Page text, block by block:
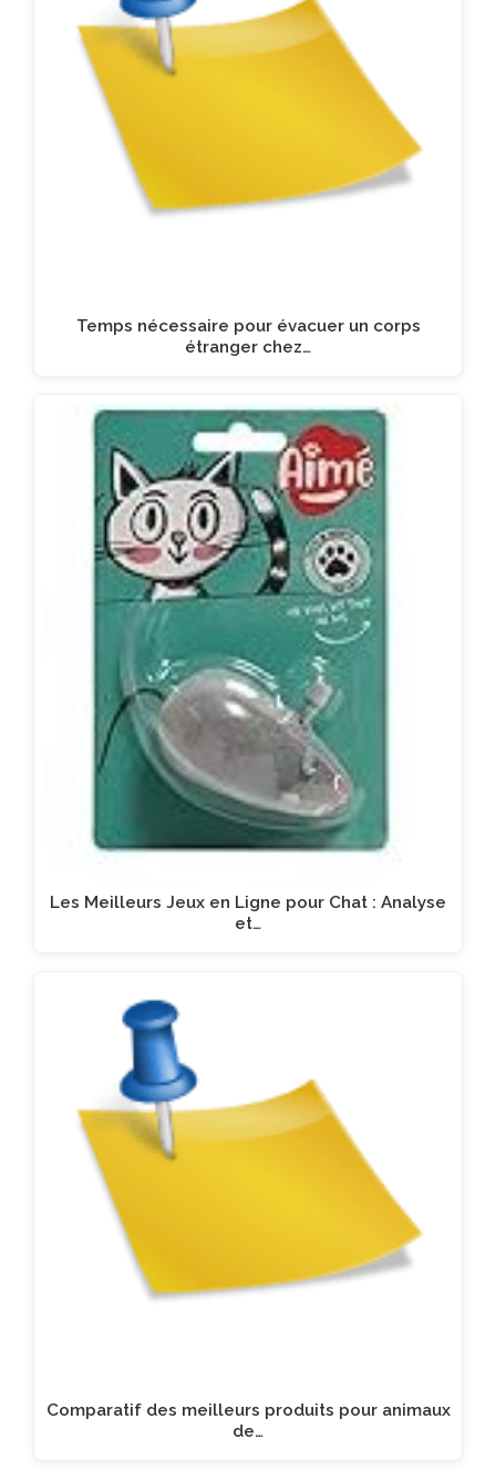
Temps nécessaire pour évacuer un corps
étranger chez…
Les Meilleurs Jeux en Ligne pour Chat : Analyse
et…
Comparatif des meilleurs produits pour animaux
de…